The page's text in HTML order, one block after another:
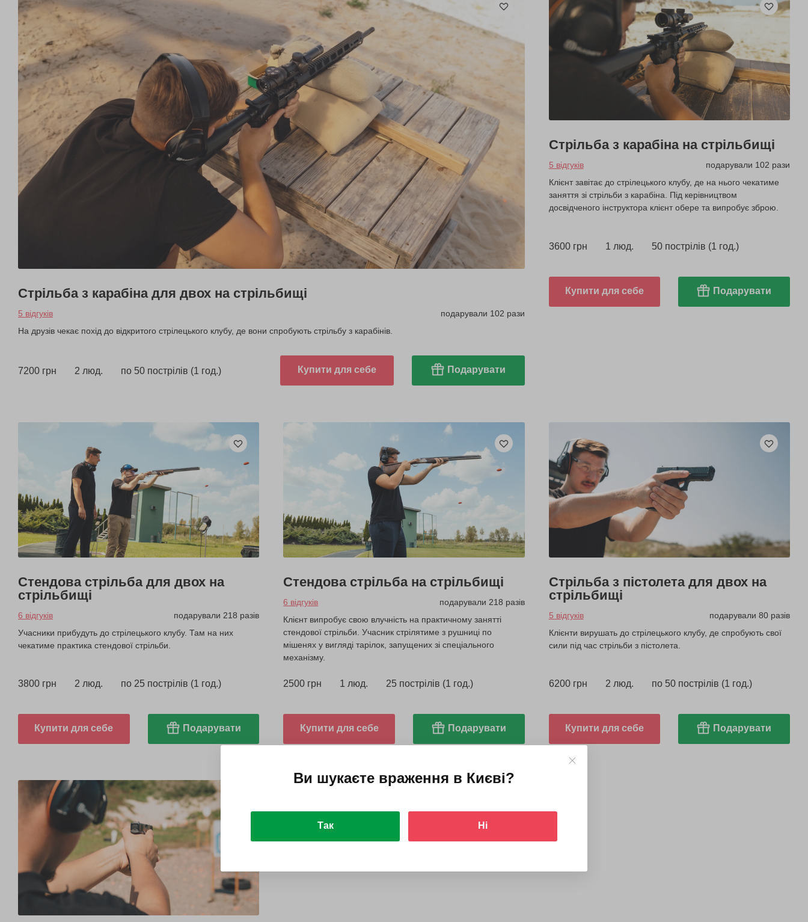
Стрільба з карабіна для двох на стрільбищі
5 відгуків
подарували 102 рази
На друзів чекає похід до відкритого стрілецького клубу, де вони спробують стрільбу з карабінів.
7200 грн 2 люд. по 50 пострілів (1 год.) Купити для себе Подарувати
Стрільба з карабіна на стрільбищі
5 відгуків
подарували 102 рази
Клієнт завітає до стрілецького клубу, де на нього чекатиме
заняття зі стрільби з карабіна. Під керівництвом
досвідченого інструктора клієнт обере та випробує зброю.
3600 грн 1 люд. 50 пострілів (1 год.)
Купити для себе Подарувати
Стендова стрільба для двох на
стрільбищі
6 відгуків
подарували 218 разів
Учасники прибудуть до стрілецького клубу. Там на них
чекатиме практика стендової стрільби.
3800 грн 2 люд. по 25 пострілів (1 год.)
Купити для себе Подарувати
Стендова стрільба на стрільбищі
6 відгуків
подарували 218 разів
Клієнт випробує свою влучність на практичному занятті
стендової стрільби. Учасник стрілятиме з рушниці по
мішенях у вигляді тарілок, запущених зі спеціального
механізму.
2500 грн 1 люд. 25 пострілів (1 год.)
Купити для себе Подарувати
Стрільба з пістолета для двох на
стрільбищі
5 відгуків
подарували 80 разів
Клієнти вирушать до стрілецького клубу, де спробують свої
сили під час стрільби з пістолета.
6200 грн 2 люд. по 50 пострілів (1 год.)
Купити для себе Подарувати
Ви шукаєте враження в Києві?
Так Ні